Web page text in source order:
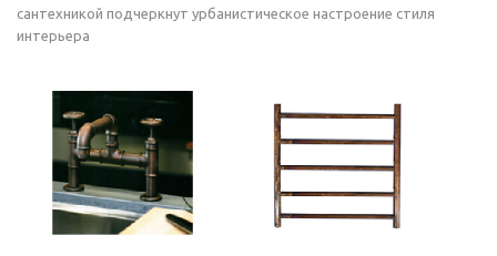
сантехникой подчеркнут урбанистическое настроение стиля
интерьера